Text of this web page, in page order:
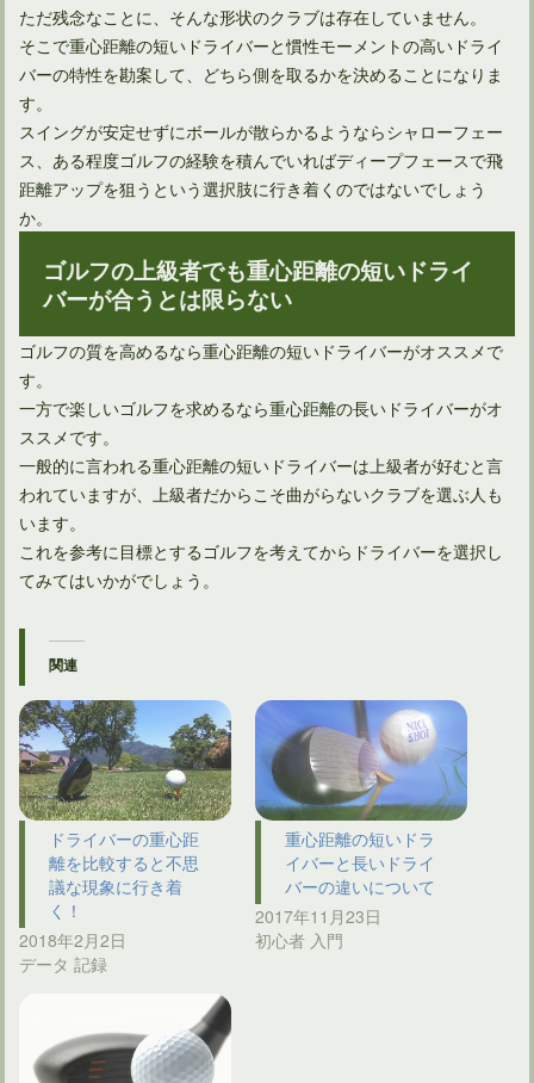
ただ残念なことに、そんな形状のクラブは存在していません。
そこで重心距離の短いドライバーと慣性モーメントの高いドライ
バーの特性を勘案して、どちら側を取るかを決めることになりま
す。
スイングが安定せずにボールが散らかるようならシャローフェー
ス、ある程度ゴルフの経験を積んでいればディープフェースで飛
距離アップを狙うという選択肢に行き着くのではないでしょう
か。
ゴルフの上級者でも重心距離の短いドライ
バーが合うとは限らない
ゴルフの質を高めるなら重心距離の短いドライバーがオススメで
す。
一方で楽しいゴルフを求めるなら重心距離の長いドライバーがオ
ススメです。
一般的に言われる重心距離の短いドライバーは上級者が好むと言
われていますが、上級者だからこそ曲がらないクラブを選ぶ人も
います。
これを参考に目標とするゴルフを考えてからドライバーを選択し
てみてはいかがでしょう。
関連
ドライバーの重心距
離を比較すると不思
議な現象に行き着
く！
2018年2月2日
データ 記録
重心距離の短いドラ
イバーと長いドライ
バーの違いについて
2017年11月23日
初心者 入門